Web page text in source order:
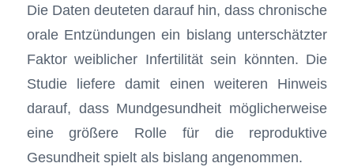
Die Daten deuteten darauf hin, dass chronische
orale Entzündungen ein bislang unterschätzter
Faktor weiblicher Infertilität sein könnten. Die
Studie liefere damit einen weiteren Hinweis
darauf, dass Mundgesundheit möglicherweise
eine größere Rolle für die reproduktive
Gesundheit spielt als bislang angenommen.